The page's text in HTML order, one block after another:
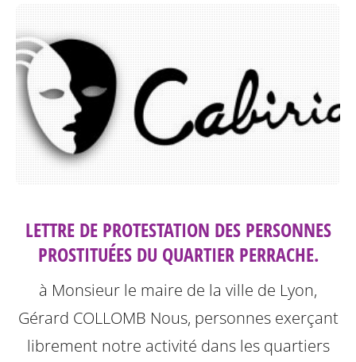
LETTRE DE PROTESTATION DES PERSONNES
PROSTITUÉES DU QUARTIER PERRACHE.
à Monsieur le maire de la ville de Lyon,
Gérard COLLOMB Nous, personnes exerçant
librement notre activité dans les quartiers